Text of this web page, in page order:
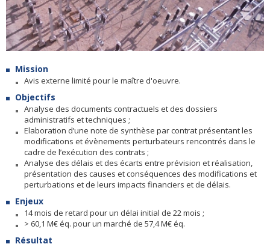
Mission
Avis externe limité pour le maître d'oeuvre.
Objectifs
Analyse des documents contractuels et des dossiers
administratifs et techniques ;
Elaboration d’une note de synthèse par contrat présentant les
modifications et évènements perturbateurs rencontrés dans le
cadre de l’exécution des contrats ;
Analyse des délais et des écarts entre prévision et réalisation,
présentation des causes et conséquences des modifications et
perturbations et de leurs impacts financiers et de délais.
Enjeux
14 mois de retard pour un délai initial de 22 mois ;
> 60,1 M€ éq. pour un marché de 57,4 M€ éq.
Résultat